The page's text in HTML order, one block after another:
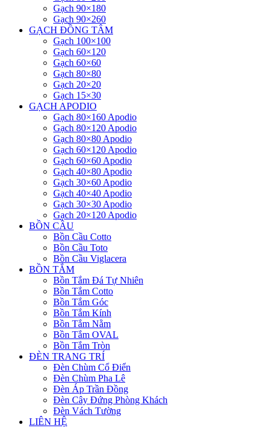
Gạch 90×180
Gạch 90×260
GẠCH ĐỒNG TÂM
Gạch 100×100
Gạch 60×120
Gạch 60×60
Gạch 80×80
Gạch 20×20
Gạch 15×30
GẠCH APODIO
Gạch 80×160 Apodio
Gạch 80×120 Apodio
Gạch 80×80 Apodio
Gạch 60×120 Apodio
Gạch 60×60 Apodio
Gạch 40×80 Apodio
Gạch 30×60 Apodio
Gạch 40×40 Apodio
Gạch 30×30 Apodio
Gạch 20×120 Apodio
BỒN CẦU
Bồn Cầu Cotto
Bồn Cầu Toto
Bồn Cầu Viglacera
BỒN TẮM
Bồn Tắm Đá Tự Nhiên
Bồn Tắm Cotto
Bồn Tắm Góc
Bồn Tắm Kính
Bồn Tắm Nằm
Bồn Tắm OVAL
Bồn Tắm Tròn
ĐÈN TRANG TRÍ
Đèn Chùm Cổ Điển
Đèn Chùm Pha Lê
Đèn Áp Trần Đồng
Đèn Cây Đứng Phòng Khách
Đèn Vách Tường
LIÊN HỆ